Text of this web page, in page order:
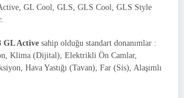
GL Cool, GLS, GLS Cool, GLS Style
GL Active sahip olduğu standart donanımlar :
Klima (Dijital), Elektrikli Ön Camlar,
Hava Yastığı (Tavan), Far (Sis), Alaşımlı